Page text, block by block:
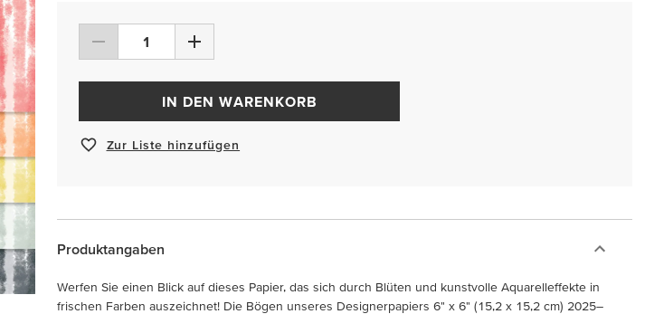
IN DEN WARENKORB
Zur Liste hinzufügen
Produktangaben
Werfen Sie einen Blick auf dieses Papier, das sich durch Blüten und kunstvolle Aquarelleffekte in
frischen Farben auszeichnet! Die Bögen unseres Designerpapiers 6" x 6" (15,2 x 15,2 cm) 2025–